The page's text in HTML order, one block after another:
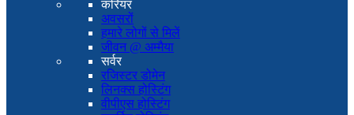
करियर
अवसरों
हमारे लोगों से मिलें
जीवन @ अम्मैया
सर्वर
रजिस्टर डोमेन
लिनक्स होस्टिंग
वीपीएस होस्टिंग